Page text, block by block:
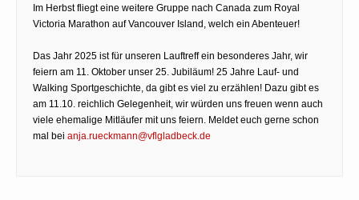
Im Herbst fliegt eine weitere Gruppe nach Canada zum Royal
Victoria Marathon auf Vancouver Island, welch ein Abenteuer!
Das Jahr 2025 ist für unseren Lauftreff ein besonderes Jahr, wir
feiern am 11. Oktober unser 25. Jubiläum! 25 Jahre Lauf- und
Walking Sportgeschichte, da gibt es viel zu erzählen! Dazu gibt es
am 11.10. reichlich Gelegenheit, wir würden uns freuen wenn auch
viele ehemalige Mitläufer mit uns feiern. Meldet euch gerne schon
mal bei anja.rueckmann@vflgladbeck.de